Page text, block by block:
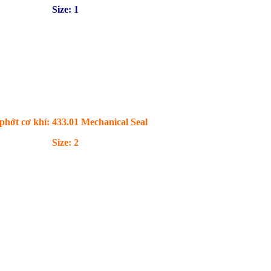
Size: 1
cơ khí: 433.01 Mechanical Seal
Size: 2